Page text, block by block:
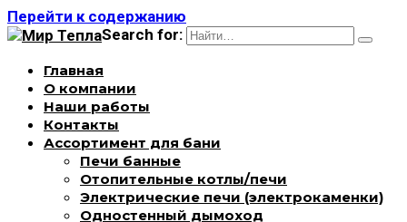
Перейти к содержанию
Search for:
Главная
О компании
Наши работы
Контакты
Ассортимент для бани
Печи банные
Отопительные котлы/печи
Электрические печи (электрокаменки)
Одностенный дымоход